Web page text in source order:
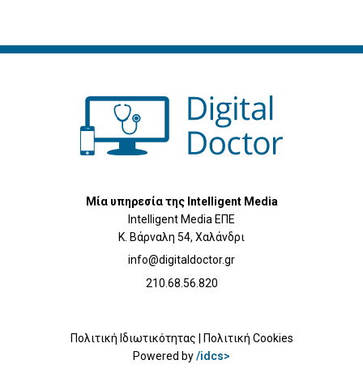
Μία υπηρεσία της Intelligent Media
Intelligent Media ΕΠΕ
Κ. Βάρναλη 54, Χαλάνδρι
info@digitaldoctor.gr
210.68.56.820
Πολιτική Ιδιωτικότητας | Πολιτική Cookies
Powered by/idcs>